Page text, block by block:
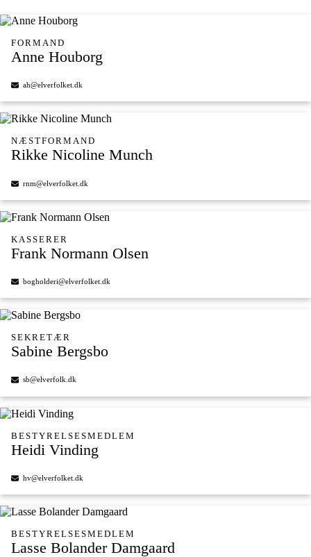
FORMAND
Anne Houborg
ah@elverfolket.dk
NÆSTFORMAND
Rikke Nicoline Munch
rnm@elverfolket.dk
KASSERER
Frank Normann Olsen
bogholderi@elverfolket.dk
SEKRETÆR
Sabine Bergsbo
sb@elverfolk.dk
BESTYRELSESMEDLEM
Heidi Vinding
hv@elverfolket.dk
BESTYRELSESMEDLEM
Lasse Bolander Damgaard